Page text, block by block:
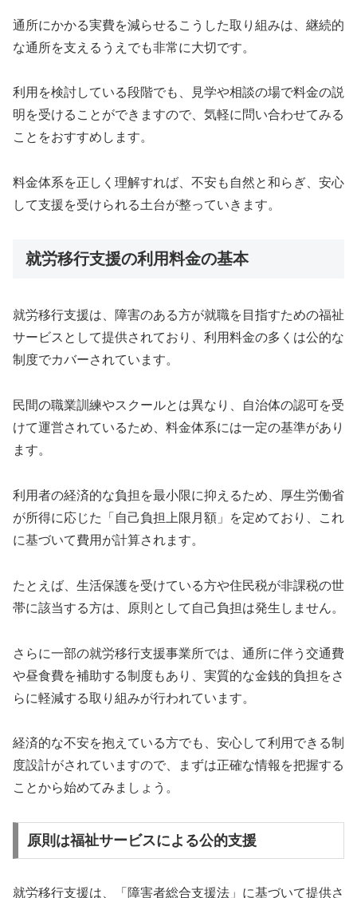
通所にかかる実費を減らせるこうした取り組みは、継続的
な通所を支えるうえでも非常に大切です。
利用を検討している段階でも、見学や相談の場で料金の説
明を受けることができますので、気軽に問い合わせてみる
ことをおすすめします。
料金体系を正しく理解すれば、不安も自然と和らぎ、安心
して支援を受けられる土台が整っていきます。
就労移行支援の利用料金の基本
就労移行支援は、障害のある方が就職を目指すための福祉
サービスとして提供されており、利用料金の多くは公的な
制度でカバーされています。
民間の職業訓練やスクールとは異なり、自治体の認可を受
けて運営されているため、料金体系には一定の基準があり
ます。
利用者の経済的な負担を最小限に抑えるため、厚生労働省
が所得に応じた「自己負担上限月額」を定めており、これ
に基づいて費用が計算されます。
たとえば、生活保護を受けている方や住民税が非課税の世
帯に該当する方は、原則として自己負担は発生しません。
さらに一部の就労移行支援事業所では、通所に伴う交通費
や昼食費を補助する制度もあり、実質的な金銭的負担をさ
らに軽減する取り組みが行われています。
経済的な不安を抱えている方でも、安心して利用できる制
度設計がされていますので、まずは正確な情報を把握する
ことから始めてみましょう。
原則は福祉サービスによる公的支援
就労移行支援は、「障害者総合支援法」に基づいて提供さ